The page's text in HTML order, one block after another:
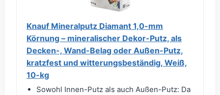
Knauf Mineralputz Diamant 1,0-mm
Körnung – mineralischer Dekor-Putz, als
Decken-, Wand-Belag oder Außen-Putz,
kratzfest und witterungsbeständig, Weiß,
10-kg
Sowohl Innen-Putz als auch Außen-Putz: Da